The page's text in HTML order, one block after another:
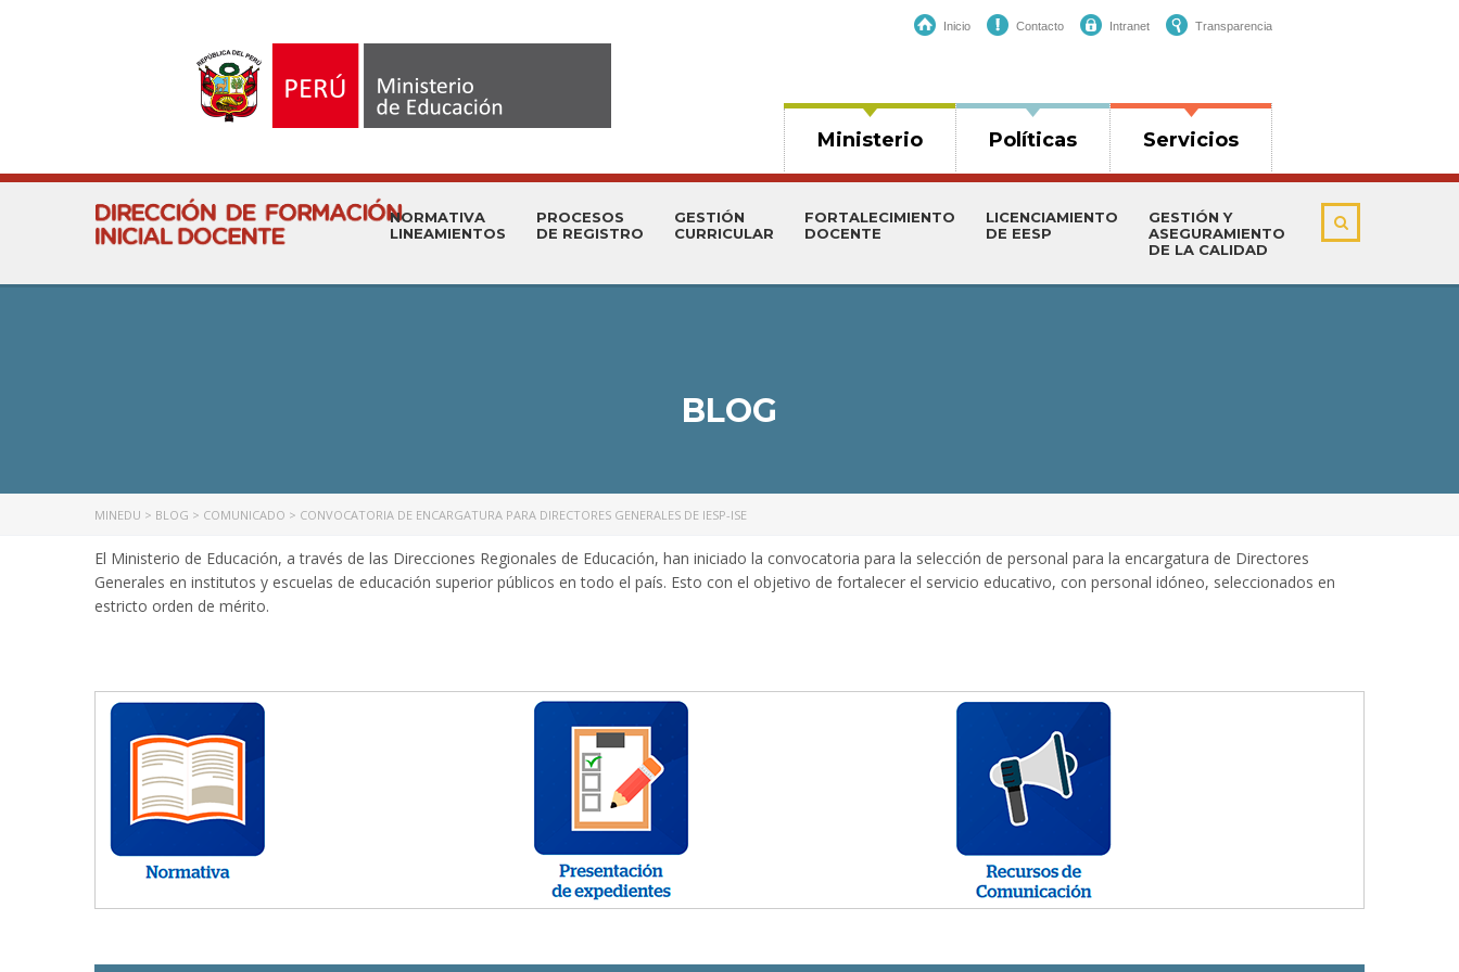
Inicio Contacto Intranet Transparencia
Ministerio Políticas Servicios
NORMATIVA
LINEAMIENTOS
PROCESOS
DE REGISTRO
GESTIÓN
CURRICULAR
FORTALECIMIENTO
DOCENTE
LICENCIAMIENTO
DE EESP
GESTIÓN Y
ASEGURAMIENTO
DE LA CALIDAD
BLOG
MINEDU > BLOG > COMUNICADO > CONVOCATORIA DE ENCARGATURA PARA DIRECTORES GENERALES DE IESP-ISE
El Ministerio de Educación, a través de las Direcciones Regionales de Educación, han iniciado la convocatoria para la selección de personal para la encargatura de Directores
Generales en institutos y escuelas de educación superior públicos en todo el país. Esto con el objetivo de fortalecer el servicio educativo, con personal idóneo, seleccionados en
estricto orden de mérito.